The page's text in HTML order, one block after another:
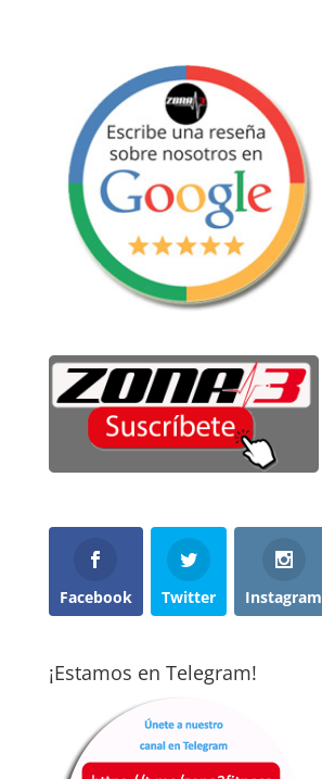
Facebook Twitter Instagram
¡Estamos en Telegram!